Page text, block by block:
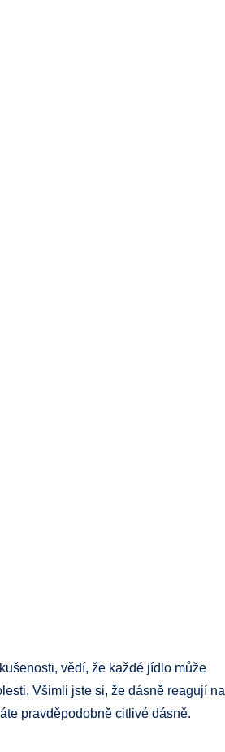
vědí, že každé jídlo může
Všimli jste si, že dásně reagují na
pravděpodobně citlivé dásně.